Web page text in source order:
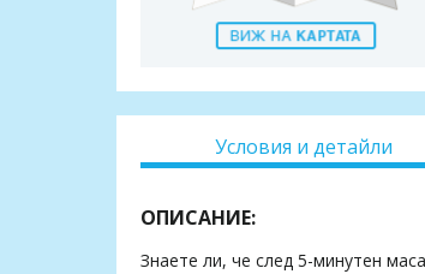
Условия и детайли
ОПИСАНИЕ:
Знаете ли, че след 5-минутен